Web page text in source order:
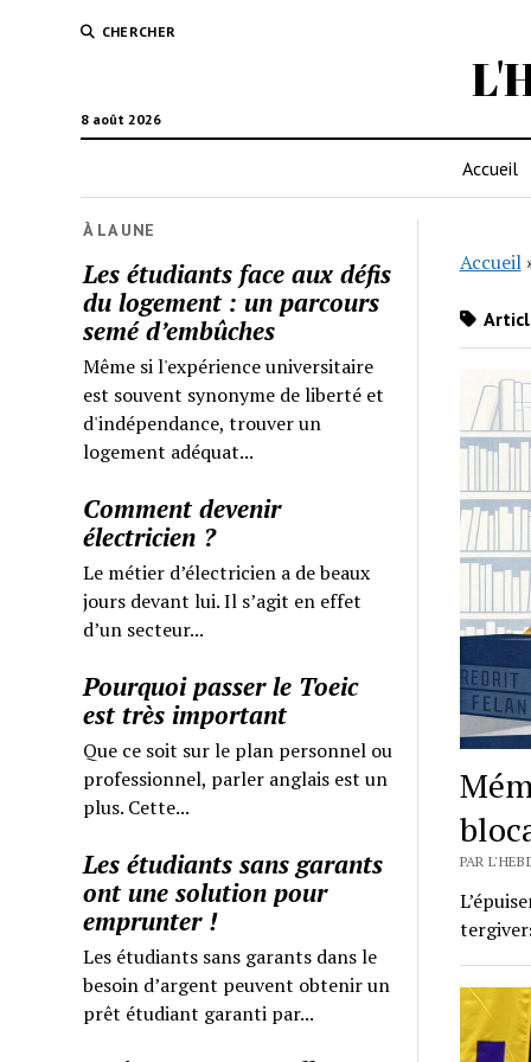
CHERCHER
8 août 2026
Accueil
À LA UNE
Les étudiants face aux défis
du logement : un parcours
semé d’embûches
Même si l'expérience universitaire
est souvent synonyme de liberté et
d'indépendance, trouver un
logement adéquat...
Comment devenir
électricien ?
Le métier d’électricien a de beaux
jours devant lui. Il s’agit en effet
d’un secteur...
Pourquoi passer le Toeic
est très important
Que ce soit sur le plan personnel ou
professionnel, parler anglais est un
plus. Cette...
Les étudiants sans garants
ont une solution pour
emprunter !
Les étudiants sans garants dans le
besoin d’argent peuvent obtenir un
prêt étudiant garanti par...
Accueil
PAR